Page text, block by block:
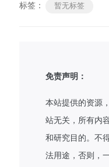
标签： 暂无标签
免责声明：
本站提供的资源
站无关，所有内
和研究目的。不
法用途，否则，